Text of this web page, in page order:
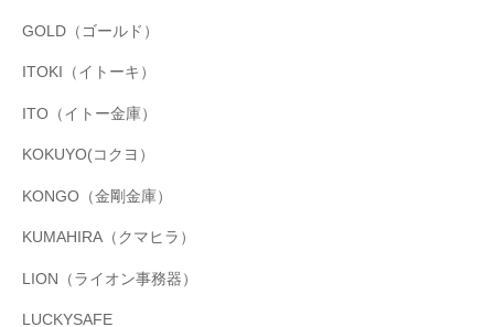
GOLD（ゴールド）
ITOKI（イトーキ）
ITO（イトー金庫）
KOKUYO(コクヨ）
KONGO（金剛金庫）
KUMAHIRA（クマヒラ）
LION（ライオン事務器）
LUCKYSAFE